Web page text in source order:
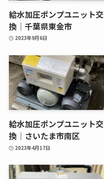
給水加圧ポンプユニット交
換｜千葉県東金市
2023年9月6日
給水加圧ポンプユニット交
換｜さいたま市南区
2023年4月17日